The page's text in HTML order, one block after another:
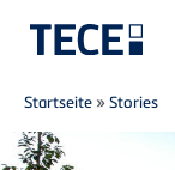
Direkt zum Inhalt
Startseite »Stories